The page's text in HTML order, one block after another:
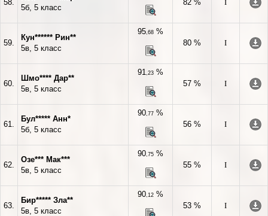
58.
5б, 5 класс
82 %
I
59.
Кун****** Рин**
5в, 5 класс
95,68 %
80 %
I
60.
Шмо**** Дар**
5в, 5 класс
91,23 %
57 %
I
61.
Бул***** Анн*
5б, 5 класс
90,77 %
56 %
I
62.
Озе*** Мак***
5в, 5 класс
90,75 %
55 %
I
63.
Бир***** Зла**
5в, 5 класс
90,12 %
53 %
I